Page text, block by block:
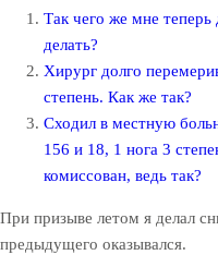
Так чего же мне теперь
делать?
Хирург долго
степень. Как же так?
Сходил в местную
156 и 18, 1 нога 3
комиссован, ведь так?
При призыве летом я делал
предыдущего оказывался.